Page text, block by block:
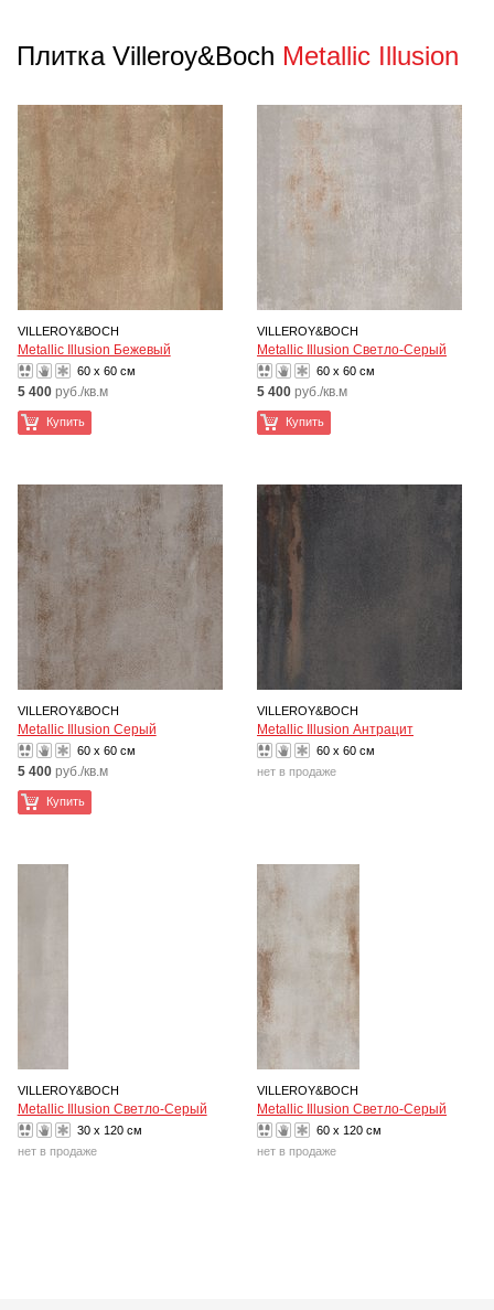
Плитка Villeroy&Boch Metallic Illusion
VILLEROY&BOCH
Metallic Illusion Бежевый
60 x 60 см
5 400 руб./кв.м
Купить
VILLEROY&BOCH
Metallic Illusion Светло-Серый
60 x 60 см
5 400 руб./кв.м
Купить
VILLEROY&BOCH
Metallic Illusion Серый
60 x 60 см
5 400 руб./кв.м
Купить
VILLEROY&BOCH
Metallic Illusion Антрацит
60 x 60 см
нет в продаже
VILLEROY&BOCH
Metallic Illusion Светло-Серый
30 x 120 см
нет в продаже
VILLEROY&BOCH
Metallic Illusion Светло-Серый
60 x 120 см
нет в продаже